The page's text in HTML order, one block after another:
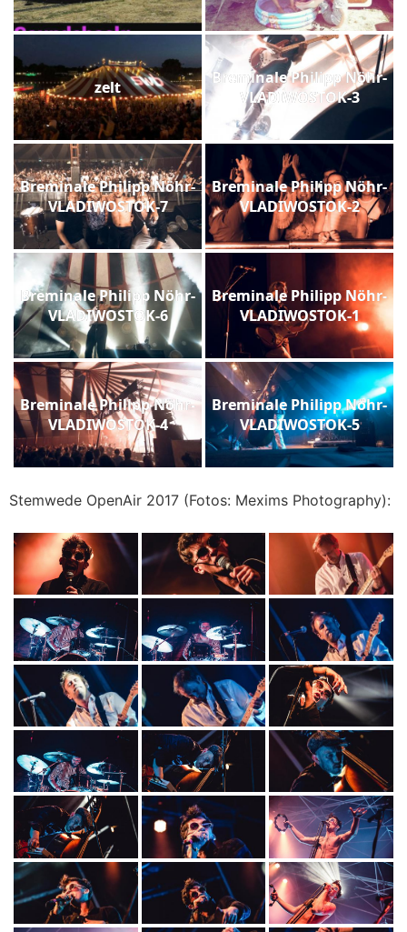
zelt
Breminale Philipp Nöhr-
VLADIWOSTOK-3
Breminale Philipp Nöhr-
VLADIWOSTOK-7
Breminale Philipp Nöhr-
VLADIWOSTOK-2
Breminale Philipp Nöhr-
VLADIWOSTOK-6
Breminale Philipp Nöhr-
VLADIWOSTOK-1
Breminale Philipp Nöhr-
VLADIWOSTOK-4
Breminale Philipp Nöhr-
VLADIWOSTOK-5
Stemwede OpenAir 2017 (Fotos: Mexims Photography):